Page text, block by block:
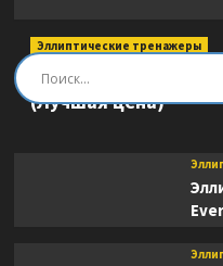
Эллиптические тренажеры
Эллиптический
(Лучшая цена)